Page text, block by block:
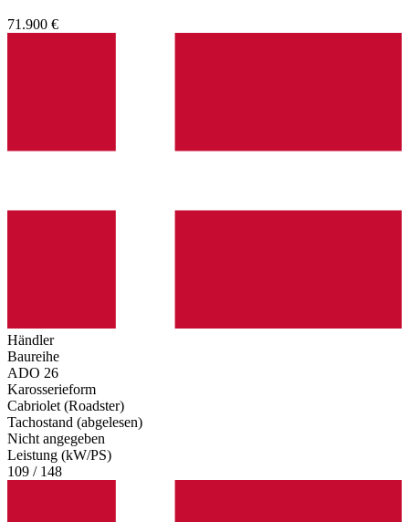
71.900 €
Händler
Baureihe
ADO 26
Karosserieform
Cabriolet (Roadster)
Tachostand (abgelesen)
Nicht angegeben
Leistung (kW/PS)
109 / 148